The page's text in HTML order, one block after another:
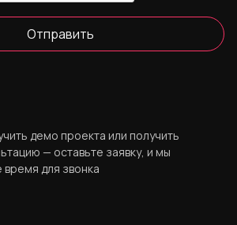
Отправить
демо проекта или получить
— оставьте заявку, и мы
для звонка